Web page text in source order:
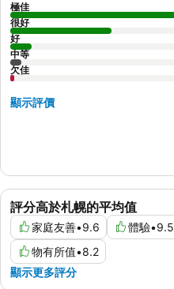
評分高於札幌的平均值
家庭友善•9.6 體驗•9.5
物有所值•8.2
顯示更多評分
極佳
很好
好
中等
欠佳
顯示評價